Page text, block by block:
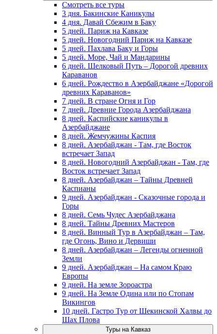
Смотреть все туры
3 дня. Бакинские Каникулы
4 дня. Давай Сбежим в Баку
5 дней. Париж на Кавказе
5 дней. Новогодний Париж на Кавказе
5 дней. Пахлава Баку и Горы
5 дней. Море, Чай и Мандарины
6 дней. Шелковый Путь – Дорогой древних
Караванов
6 дней. Рождество в Азербайджане «Дорогой
древних Караванов»
7 дней. В стране Огня и Гор
7 дней. Древние Города Азербайджана
8 дней. Каспийские каникулы в
Азербайджане
8 дней. Жемчужины Каспия
8 дней. Азербайджан - Там, где Восток
встречает Запад
8 дней. Новогодний Азербайджан - Там, где
Восток встречает Запад
8 дней. Азербайджан – Тайны Древней
Каспианы
9 дней. Азербайджан - Сказочные города и
Горы
8 дней. Семь Чудес Азербайджана
8 дней. Тайны Древних Мастеров
8 дней. Винный Тур в Азербайджан – Там,
где Огонь, Вино и Дервиши
8 дней. Азербайджан – Легенды огненной
Земли
9 дней. Азербайджан – На самом Краю
Европы
9 дней. На земле Зороастра
9 дней. На Земле Одина или по Стопам
Викингов
10 дней. Гастро Тур от Шекинской Халвы до
Шах Плова
Туры на Кавказ